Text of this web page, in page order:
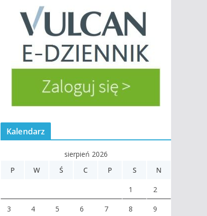
Kalendarz
sierpień 2026
P
W Ś C P S N
1 2
3 4 5 6 7 8 9